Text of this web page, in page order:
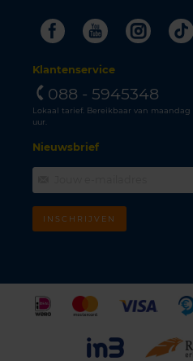
FacebookYoutube
Klantenservice
088 - 5945348
Lokaal tarief. Bereikbaar van maandag
uur.
Nieuwsbrief
INSCHRIJVEN